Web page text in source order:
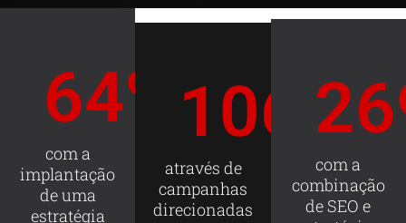
com a
implantação
de uma
estratégia
64%
através de
campanhas
direcionadas
106 %
com a
combinação
de SEO e